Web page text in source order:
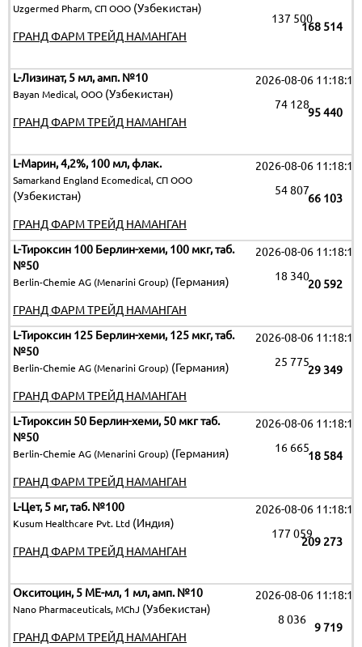
Uzgermed Pharm, СП ООО (Узбекистан)
168 514
137 500
ГРАНД ФАРМ ТРЕЙД НАМАНГАН
L-Лизинат, 5 мл, амп. №10
Bayan Medical, ООО (Узбекистан)
2026-08-06 11:18:19
95 440
74 128
ГРАНД ФАРМ ТРЕЙД НАМАНГАН
L-Марин, 4,2%, 100 мл, флак.
Samarkand England Ecomedical, СП ООО
(Узбекистан)
2026-08-06 11:18:19
66 103
54 807
ГРАНД ФАРМ ТРЕЙД НАМАНГАН
L-Тироксин 100 Берлин-хеми, 100 мкг, таб.
№50
Berlin-Chemie AG (Menarini Group) (Германия)
2026-08-06 11:18:19
20 592
18 340
ГРАНД ФАРМ ТРЕЙД НАМАНГАН
L-Тироксин 125 Берлин-хеми, 125 мкг, таб.
№50
Berlin-Chemie AG (Menarini Group) (Германия)
2026-08-06 11:18:19
29 349
25 775
ГРАНД ФАРМ ТРЕЙД НАМАНГАН
L-Тироксин 50 Берлин-хеми, 50 мкг таб.
№50
Berlin-Chemie AG (Menarini Group) (Германия)
2026-08-06 11:18:19
18 584
16 665
ГРАНД ФАРМ ТРЕЙД НАМАНГАН
L-Цет, 5 мг, таб. №100
Kusum Healthcare Pvt. Ltd (Индия)
2026-08-06 11:18:19
209 273
177 059
ГРАНД ФАРМ ТРЕЙД НАМАНГАН
Окситоцин, 5 МЕ-мл, 1 мл, амп. №10
Nano Pharmaceuticals, MChJ (Узбекистан)
2026-08-06 11:18:19
9 719
8 036
ГРАНД ФАРМ ТРЕЙД НАМАНГАН